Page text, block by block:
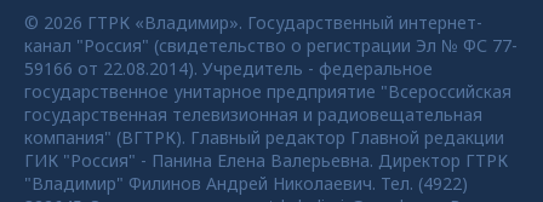
© 2026 ГТРК «Владимир». Государственный интернет-
канал "Россия" (свидетельство о регистрации Эл № ФС 77-
59166 от 22.08.2014). Учредитель - федеральное
государственное унитарное предприятие "Всероссийская
государственная телевизионная и радиовещательная
компания" (ВГТРК). Главный редактор Главной редакции
ГИК "Россия" - Панина Елена Валерьевна. Директор ГТРК
"Владимир" Филинов Андрей Николаевич. Тел. (4922)